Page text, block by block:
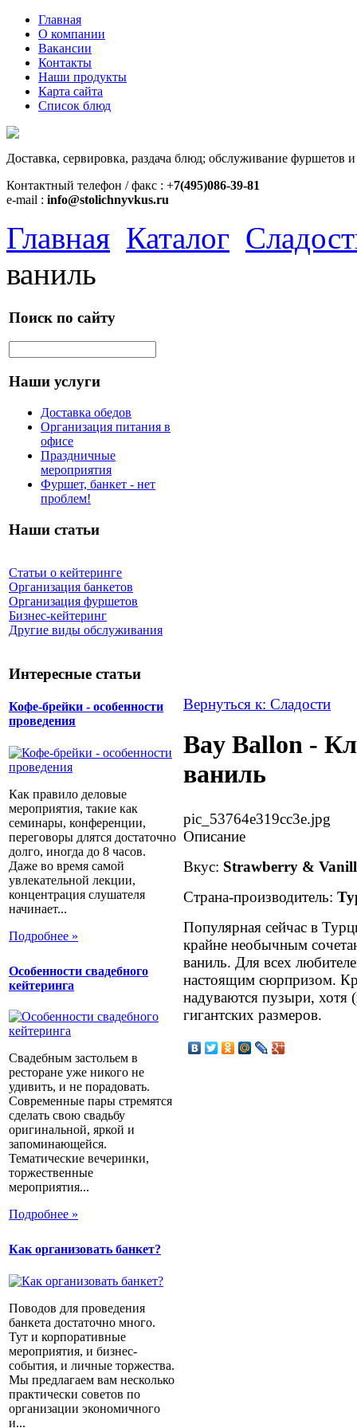
Главная
О компании
Вакансии
Контакты
Наши продукты
Карта сайта
Список блюд
Доставка, сервировка, раздача блюд; обслуживание фуршетов
Контактный телефон / факс : +7(495)086-39-81
e-mail : info@stolichnyvkus.ru
Главная Каталог
ваниль
Поиск по сайту
Наши услуги
Доставка обедов
Организация питания в
офисе
Праздничные
мероприятия
Фуршет, банкет - нет
проблем!
Наши статьи
Статьи о кейтеринге
Организация банкетов
Организация фуршетов
Бизнес-кейтеринг
Другие виды обслуживания
Интересные статьи
Кофе-брейки - особенности
проведения
Как правило деловые
мероприятия, такие как
семинары, конференции,
переговоры длятся достаточно
долго, иногда до 8 часов.
Даже во время самой
увлекательной лекции,
концентрация слушателя
начинает...
Подробнее »
Особенности свадебного
кейтеринга
Свадебным застольем в
ресторане уже никого не
удивить, и не порадовать.
Современные пары стремятся
сделать свою свадьбу
оригинальной, яркой и
запоминающейся.
Тематические вечеринки,
торжественные
мероприятия...
Подробнее »
Как организовать банкет?
Поводов для проведения
банкета достаточно много.
Тут и корпоративные
мероприятия, и бизнес-
события, и личные торжества.
Мы предлагаем вам несколько
практически советов по
организации экономичного
и...
Вернуться к: Сладости
Bay Ballon -
ваниль
pic_53764e319cc3e.jpg
Описание
Вкус: Strawberry &
Страна-производитель:
Популярная сейчас в
крайне необычным
ваниль. Для всех
настоящим сюрпризом.
надуваются пузыри, хотя
гигантских размеров.